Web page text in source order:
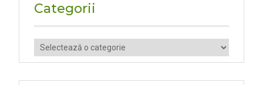
Categorii
Categorii